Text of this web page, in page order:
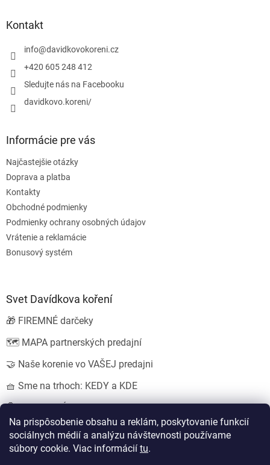
Na prispôsobenie obsahu a reklám, poskytovanie funkcií
sociálnych médií a analýzu návštevnosti používame
súbory cookie. Viac informácií tu.
Kontakt
info@davidkovokoreni.cz
+420 605 248 412
Sledujte nás na Facebooku
davidkovo.koreni/
Informácie pre vás
Najčastejšie otázky
Doprava a platba
Kontakty
Obchodné podmienky
Podmienky ochrany osobných údajov
Vrátenie a reklamácie
Bonusový systém
Svet Davídkova koření
🎁 FIREMNÉ darčeky
🗺️ MAPA partnerských predajní
🤝 Naše korenie vo VAŠEJ predajni
🧺 Sme na trhoch: KEDY a KDE